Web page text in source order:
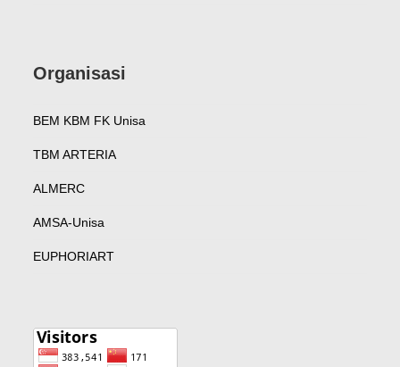
Organisasi
BEM KBM FK Unisa
TBM ARTERIA
ALMERC
AMSA-Unisa
EUPHORIART